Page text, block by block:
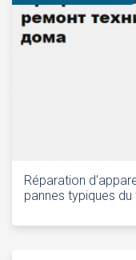
Réparation
pannes typiques du